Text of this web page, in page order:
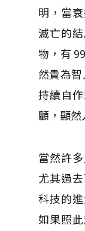
明，當
滅亡的
物，有
然貴為
持續自
顧，顯然
當然許
尤其過
科技的
如果照